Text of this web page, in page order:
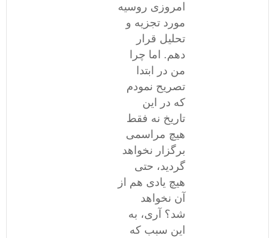
امروزی روسیه
مورد تجزیه و
تحلیل قرار
دهم. اما چرا
من در ابتدا
تصریح نمودم
که در این
تاریخ نه فقط
هیچ مراسمی
برگزار نخواهد
گردید، حتی
هیچ یادی هم از
آن نخواهد
شد؟ آری، به
این سبب که